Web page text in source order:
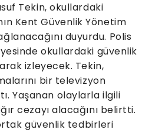
Tekin, okullardaki
Kent Güvenlik Yönetim
duyurdu. Polis
okullardaki güvenlik
izleyecek. Tekin,
bir televizyon
Yaşanan olaylarla ilgili
cezayı alacağını belirtti.
güvenlik tedbirleri